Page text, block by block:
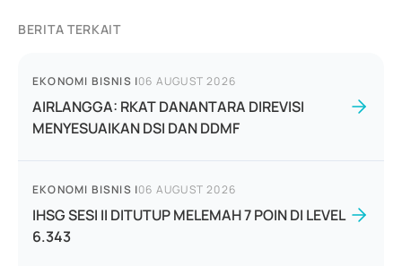
BERITA TERKAIT
EKONOMI BISNIS |06 AUGUST 2026
AIRLANGGA: RKAT DANANTARA DIREVISI
MENYESUAIKAN DSI DAN DDMF
EKONOMI BISNIS |06 AUGUST 2026
IHSG SESI II DITUTUP MELEMAH 7 POIN DI LEVEL
6.343